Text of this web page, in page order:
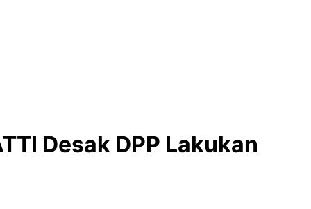
Desak DPP Lakukan